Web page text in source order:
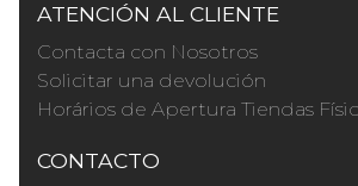
ATENCIÓN AL CLIENTE
Contacta con Nosotros
Solicitar una devolución
Horários de Apertura Tiendas
CONTACTO